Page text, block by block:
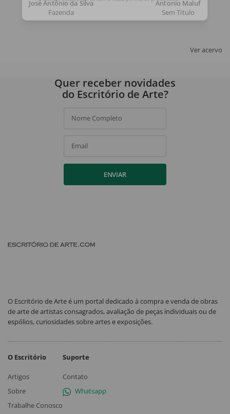
José Antônio da Silva
Fazenda
Antonio Maluf
Sem Título
Ver acervo
Ao assinar, você concorda com a nossa política de privacidade.
Quer receber novidades
do Escritório de Arte?
Nome Completo
Email
ENVIAR
O Escritório de Arte é um portal dedicado à compra e venda de obras
de arte de artistas consagrados, avaliação de peças individuais ou de
espólios, curiosidades sobre artes e exposições.
O Escritório
Artigos
Sobre
Trabalhe Conosco
Suporte
Contato
Whatsapp